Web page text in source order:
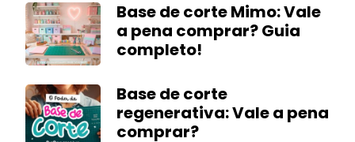
Base de corte Mimo: Vale
a pena comprar? Guia
completo!
Base de corte
regenerativa: Vale a pena
comprar?